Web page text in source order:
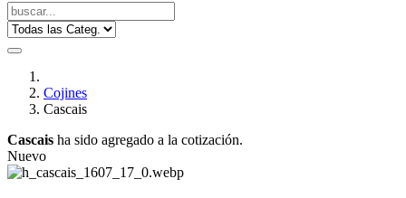
Cojines
Cascais
Cascais ha sido agregado a la cotización.
Nuevo